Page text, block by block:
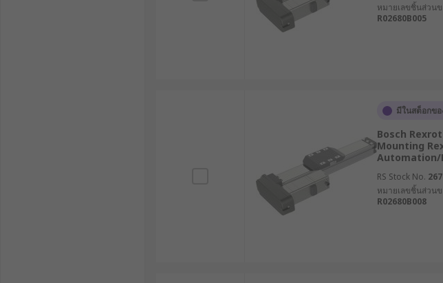
อุตสาหกรรมยานยนต์ : ในกระบวนการผลิตยานยนต์ แอคทูเอเตอร์เหล่านี้ใช้ใน
แม่นยำ นอกจากนี้ยังใช้ในกระบวนการเชื่อม ทาสี และทดสอบ เพื่อเร่งกระบวนก
หุ่นยนต์และระบบอัตโนมัติ : ระบบหุ่นยนต์จำเป็นต้องใช้แอคทูเอเตอร์เชิงเส้นใน
การออกแบบที่เป็นระเบียบและขนาดกะทัดรัด จึงเหมาะสมกับสภาพแวดล้อมที่ต้
อุตสาหกรรมการเกษตร : ในอุตสาหกรรมเกษตร แอคทูเอเตอร์เชิงเส้นทำหน้าที่
ให้การเกษตรดำเนินไปได้อย่างราบรื่น อีกทั้งยังรองรับการทำงานแบบอัตโนมัติในง
อุปกรณ์การแพทย์และห้องปฏิบัติการ : แอคทูเอเตอร์เชิงเส้นใช้ในการปรับเตียง
ทำงานที่ราบรื่นและเงียบสงบ ยังช่วยเพิ่มความสะดวกสบายและความแม่นยำใน
หมายเลขชิ้นส่วน
R02680B005
มีในสต็อกขอ
Bosch
Mounting
Automation/
RS Stock No.
หมายเลขชิ้นส่วน
R02680B008